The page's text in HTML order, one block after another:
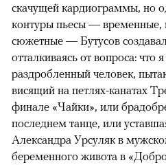
скачущей кардиограммы, но
контуры пьесы — временные,
сюжетные — Бутусов
отталкиваясь от вопроса: что
раздробленный человек,
висящий на петлях-канатах
финале «Чайки», или
последнем танце, или
Александра Урсуляк в
беременного живота в